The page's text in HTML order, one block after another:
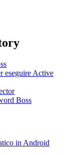
eseguire Active
Boss
in Android